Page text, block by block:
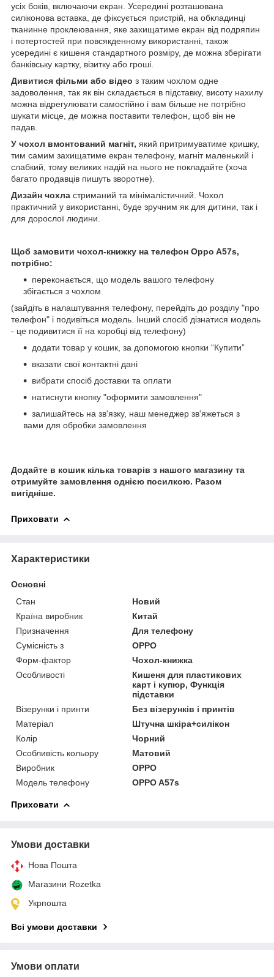
усіх боків, включаючи екран. Усередині розташована
силіконова вставка, де фіксується пристрій, на обкладинці
тканинне проклеювання, яке захищатиме екран від подряпин
і потертостей при повсякденному використанні, також
усередині є кишеня стандартного розміру, де можна зберігати
банківську картку, візитку або гроші.
Дивитися фільми або відео з таким чохлом одне
задоволення, так як він складається в підставку, висоту нахилу
можна відрегулювати самостійно і вам більше не потрібно
шукати місце, де можна поставити телефон, щоб він не
падав.
У чохол вмонтований магніт, який притримуватиме кришку,
тим самим захищатиме екран телефону, магніт маленький і
слабкий, тому великих надій на нього не покладайте (хоча
багато продавців пишуть зворотне).
Дизайн чохла стриманий та мінімалістичний. Чохол
практичний у використанні, буде зручним як для дитини, так і
для дорослої людини.
Щоб замовити чохол-книжку на телефон Oppo A57s,
потрібно:
переконається, що модель вашого телефону
збігається з чохлом
(зайдіть в налаштування телефону, перейдіть до розділу "про
телефон" і подивіться модель. Інший спосіб дізнатися модель
- це подивитися її на коробці від телефону)
додати товар у кошик, за допомогою кнопки “Купити”
вказати свої контактні дані
вибрати спосіб доставки та оплати
натиснути кнопку "оформити замовлення"
залишайтесь на зв'язку, наш менеджер зв'яжеться з
вами для обробки замовлення
Додайте в кошик кілька товарів з нашого магазину та
отримуйте замовлення однією посилкою. Разом
вигідніше.
Приховати
Характеристики
Основні
Стан
Новий
Країна виробник
Китай
Призначення
Для телефону
Сумісність з
OPPO
Форм-фактор
Чохол-книжка
Особливості
Кишеня для пластикових
карт і купюр, Функція
підставки
Візерунки і принти
Без візерунків і принтів
Матеріал
Штучна шкіра+силікон
Колір
Чорний
Особливість кольору
Матовий
Виробник
OPPO
Модель телефону
OPPO A57s
Приховати
Умови доставки
Нова Пошта
Магазини Rozetka
Укрпошта
Всі умови доставки
Умови оплати